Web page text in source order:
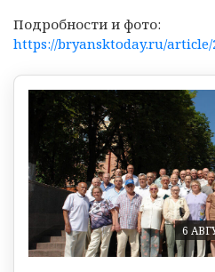
Подробности и фото:
https://bryansktoday.ru/article/
6